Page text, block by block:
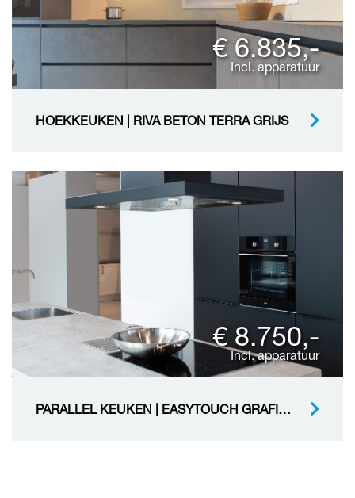
€ 6.835,-
Incl. apparatuur
HOEKKEUKEN | RIVA BETON TERRA GRIJS
€ 8.750,-
Incl. apparatuur
PARALLEL KEUKEN | EASYTOUCH GRAFIETZWART ULTRA MAT